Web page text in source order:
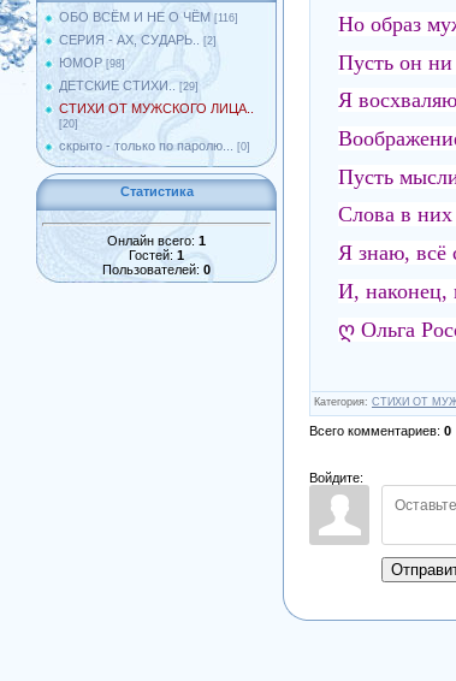
ОБО ВСЁМ И НЕ О ЧЁМ [116]
СЕРИЯ - АХ, СУДАРЬ.. [2]
ЮМОР [98]
ДЕТСКИЕ СТИХИ.. [29]
СТИХИ ОТ МУЖСКОГО ЛИЦА..
[20]
скрыто - только по паролю... [0]
Статистика
Онлайн всего: 1
Гостей: 1
Пользователей: 0
Но образ
Пусть он
Я
Пусть
Слова в
Я знаю, всё
И, наконец,
ღ Ольга
Категория: СТИХИ ОТ
Всего комментариев: 0
Войдите: